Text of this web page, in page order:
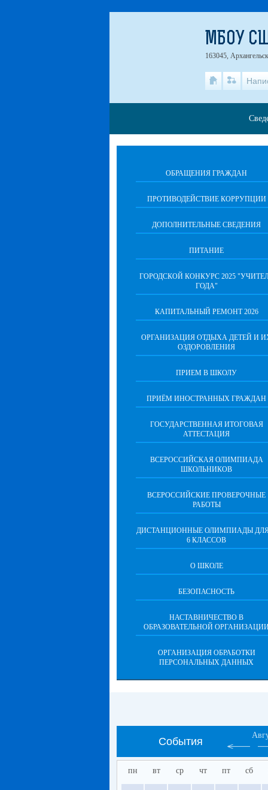
ОБРАЩЕНИЯ ГРАЖДАН
ПРОТИВОДЕЙСТВИЕ КОРРУПЦИИ
ДОПОЛНИТЕЛЬНЫЕ СВЕДЕНИЯ
ПИТАНИЕ
ГОРОДСКОЙ КОНКУРС 2025
ГОДА"
КАПИТАЛЬНЫЙ РЕМОНТ 2026
ОРГАНИЗАЦИЯ ОТДЫХА ДЕТЕЙ И
ОЗДОРОВЛЕНИЯ
ПРИЕМ В ШКОЛУ
ПРИЁМ ИНОСТРАННЫХ ГРАЖДАН
ГОСУДАРСТВЕННАЯ ИТОГОВАЯ
АТТЕСТАЦИЯ
ВСЕРОССИЙСКАЯ ОЛИМПИАДА
ШКОЛЬНИКОВ
ВСЕРОССИЙСКИЕ ПРОВЕРОЧНЫЕ
РАБОТЫ
ДИСТАНЦИОННЫЕ ОЛИМПИАДЫ ДЛЯ
6 КЛАССОВ
О ШКОЛЕ
БЕЗОПАСНОСТЬ
НАСТАВНИЧЕСТВО В
ОБРАЗОВАТЕЛЬНОЙ
ОРГАНИЗАЦИЯ ОБРАБОТКИ
ПЕРСОНАЛЬНЫХ ДАННЫХ
События
пн вт ср чт пт сб
МБОУ
163045,